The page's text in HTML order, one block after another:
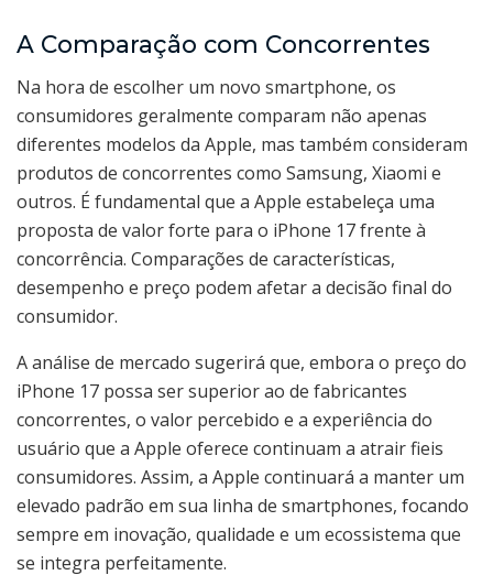
A Comparação com Concorrentes
Na hora de escolher um novo smartphone, os
consumidores geralmente comparam não apenas
diferentes modelos da Apple, mas também consideram
produtos de concorrentes como Samsung, Xiaomi e
outros. É fundamental que a Apple estabeleça uma
proposta de valor forte para o iPhone 17 frente à
concorrência. Comparações de características,
desempenho e preço podem afetar a decisão final do
consumidor.
A análise de mercado sugerirá que, embora o preço do
iPhone 17 possa ser superior ao de fabricantes
concorrentes, o valor percebido e a experiência do
usuário que a Apple oferece continuam a atrair fieis
consumidores. Assim, a Apple continuará a manter um
elevado padrão em sua linha de smartphones, focando
sempre em inovação, qualidade e um ecossistema que
se integra perfeitamente.